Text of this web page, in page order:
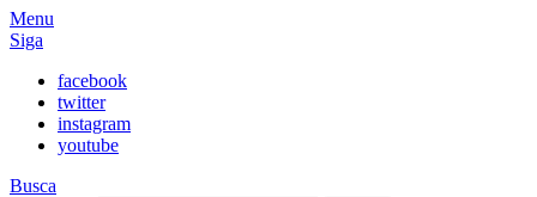
Menu
Siga
facebook
twitter
instagram
youtube
Busca